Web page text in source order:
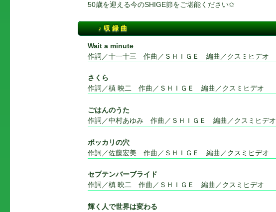
50歳を迎える今のSHIGE節をご堪能ください✩
♪ 収 録 曲
Wait a minute
作詞／十一十三 作曲／ＳＨＩＧＥ 編曲／クスミヒデオ
さくら
作詞／槙 映二 作曲／ＳＨＩＧＥ 編曲／クスミヒデオ
ごはんのうた
作詞／中村あゆみ 作曲／ＳＨＩＧＥ 編曲／クスミヒデオ
ポッカリの穴
作詞／佐藤宏美 作曲／ＳＨＩＧＥ 編曲／クスミヒデオ
セプテンバーブライド
作詞／槙 映二 作曲／ＳＨＩＧＥ 編曲／クスミヒデオ
輝く人で世界は変わる